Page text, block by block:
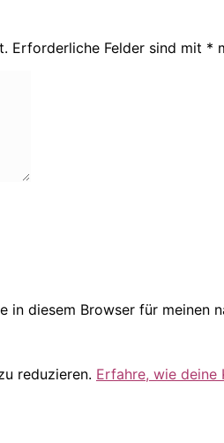
Erforderliche Felder sind mit *
in diesem Browser für meinen
reduzieren. Erfahre, wie deine